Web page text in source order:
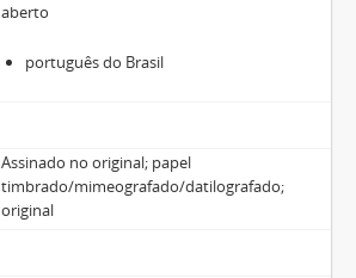
aberto
português do Brasil
Assinado no original; papel
timbrado/mimeografado/datilografado;
original